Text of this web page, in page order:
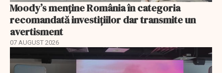
Moody’s menține România în categoria
recomandată investițiilor dar transmite un
avertisment
07 AUGUST 2026